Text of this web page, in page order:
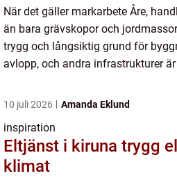
När det gäller markarbete Åre,
än bara grävskopor och
trygg och långsiktig grund för
avlopp, och andra infrastrukturer
10 juli 2026 Amanda Eklund
inspiration
Eltjänst i kiruna trygg el i ett tufft
klimat